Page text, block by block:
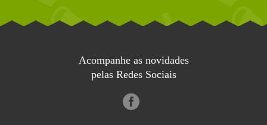
Acompanhe as novidades
pelas Redes Sociais